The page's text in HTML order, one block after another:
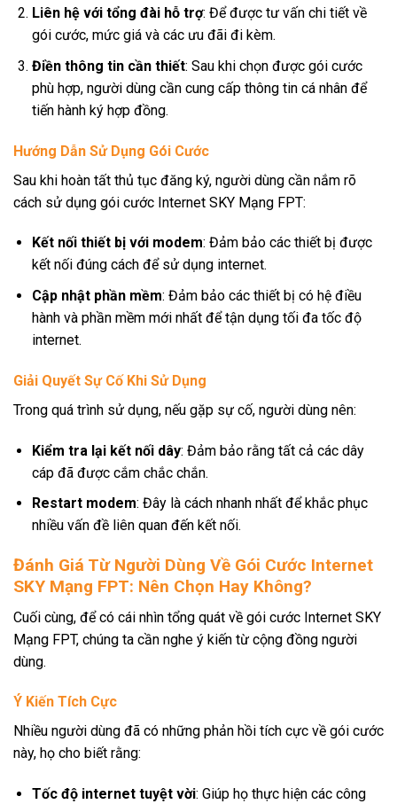
Liên hệ với tổng đài hỗ trợ: Để được tư vấn chi tiết về
gói cước, mức giá và các ưu đãi đi kèm.
Điền thông tin cần thiết: Sau khi chọn được gói cước
phù hợp, người dùng cần cung cấp thông tin cá nhân để
tiến hành ký hợp đồng.
Hướng Dẫn Sử Dụng Gói Cước
Sau khi hoàn tất thủ tục đăng ký, người dùng cần nắm rõ
cách sử dụng gói cước Internet SKY Mạng FPT:
Kết nối thiết bị với modem: Đảm bảo các thiết bị được
kết nối đúng cách để sử dụng internet.
Cập nhật phần mềm: Đảm bảo các thiết bị có hệ điều
hành và phần mềm mới nhất để tận dụng tối đa tốc độ
internet.
Giải Quyết Sự Cố Khi Sử Dụng
Trong quá trình sử dụng, nếu gặp sự cố, người dùng nên:
Kiểm tra lại kết nối dây: Đảm bảo rằng tất cả các dây
cáp đã được cắm chắc chắn.
Restart modem: Đây là cách nhanh nhất để khắc phục
nhiều vấn đề liên quan đến kết nối.
Đánh Giá Từ Người Dùng Về Gói Cước Internet
SKY Mạng FPT: Nên Chọn Hay Không?
Cuối cùng, để có cái nhìn tổng quát về gói cước Internet SKY
Mạng FPT, chúng ta cần nghe ý kiến từ cộng đồng người
dùng.
Ý Kiến Tích Cực
Nhiều người dùng đã có những phản hồi tích cực về gói cước
này, họ cho biết rằng:
Tốc độ internet tuyệt vời: Giúp họ thực hiện các công